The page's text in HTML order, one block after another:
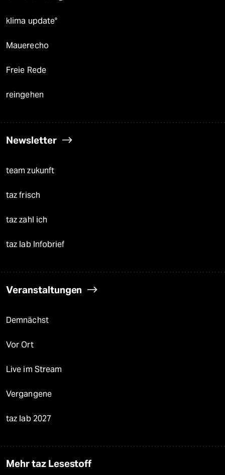
klima update°
Mauerecho
Freie Rede
reingehen
Newsletter
team zukunft
taz frisch
taz zahl ich
taz lab Infobrief
Veranstaltungen
Demnächst
Vor Ort
Live im Stream
Vergangene
taz lab 2027
Mehr taz Lesestoff